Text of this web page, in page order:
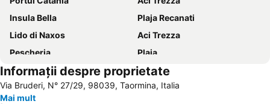
Insula Bella
Plaja Recanati
Lido di Naxos
Aci Trezza
Pescheria
Plaia
Ognina
Plaia
Informații despre proprietate
Via Bruderi, N° 27/29, 98039, Taormina, Italia
Mai mult